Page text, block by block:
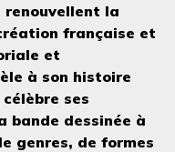
la
française et
et
à son histoire
ses
bande dessinée à
genres, de formes